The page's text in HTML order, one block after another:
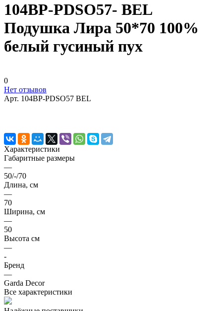
104BP-PDSO57- BEL
Подушка Лира 50*70 100%
белый гусиный пух
0
Нет отзывов
Арт. 104BP-PDSO57 BEL
Характеристики
Габаритные размеры
—
50/-/70
Длина, см
—
70
Ширина, см
—
50
Высота см
—
-
Бренд
—
Garda Decor
Все характеристики